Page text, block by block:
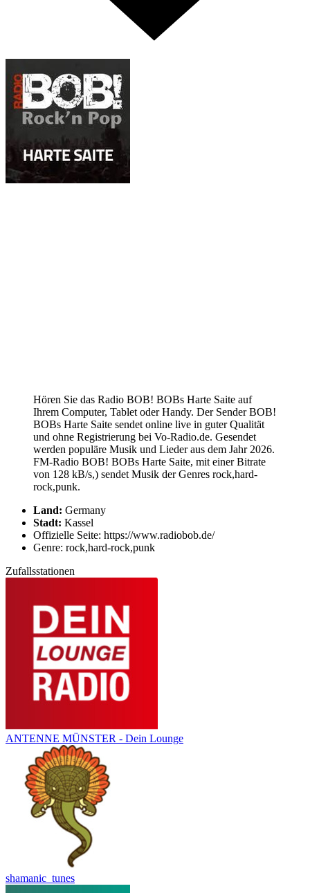
Hören Sie das Radio BOB! BOBs Harte Saite auf
Ihrem Computer, Tablet oder Handy. Der Sender BOB!
BOBs Harte Saite sendet online live in guter Qualität
und ohne Registrierung bei Vo-Radio.de. Gesendet
werden populäre Musik und Lieder aus dem Jahr 2026.
FM-Radio BOB! BOBs Harte Saite, mit einer Bitrate
von 128 kB/s,) sendet Musik der Genres rock,hard-
rock,punk.
Land: Germany
Stadt: Kassel
Offizielle Seite: https://www.radiobob.de/
Genre: rock,hard-rock,punk
Zufallsstationen
ANTENNE MÜNSTER - Dein Lounge
shamanic_tunes